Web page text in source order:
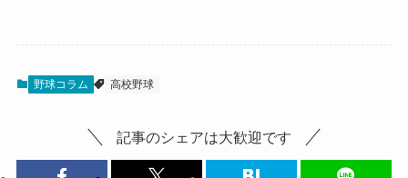
野球コラム 高校野球
記事のシェアは大歓迎です